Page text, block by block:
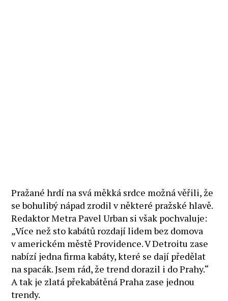
Pražané hrdí na svá měkká srdce možná věřili, že
se bohulibý nápad zrodil v některé pražské hlavě.
Redaktor Metra Pavel Urban si však pochvaluje:
„Více než sto kabátů rozdají lidem bez domova
v americkém městě Providence. V Detroitu zase
nabízí jedna firma kabáty, které se dají předělat
na spacák. Jsem rád, že trend dorazil i do Prahy.“
A tak je zlatá překabátěná Praha zase jednou
trendy.